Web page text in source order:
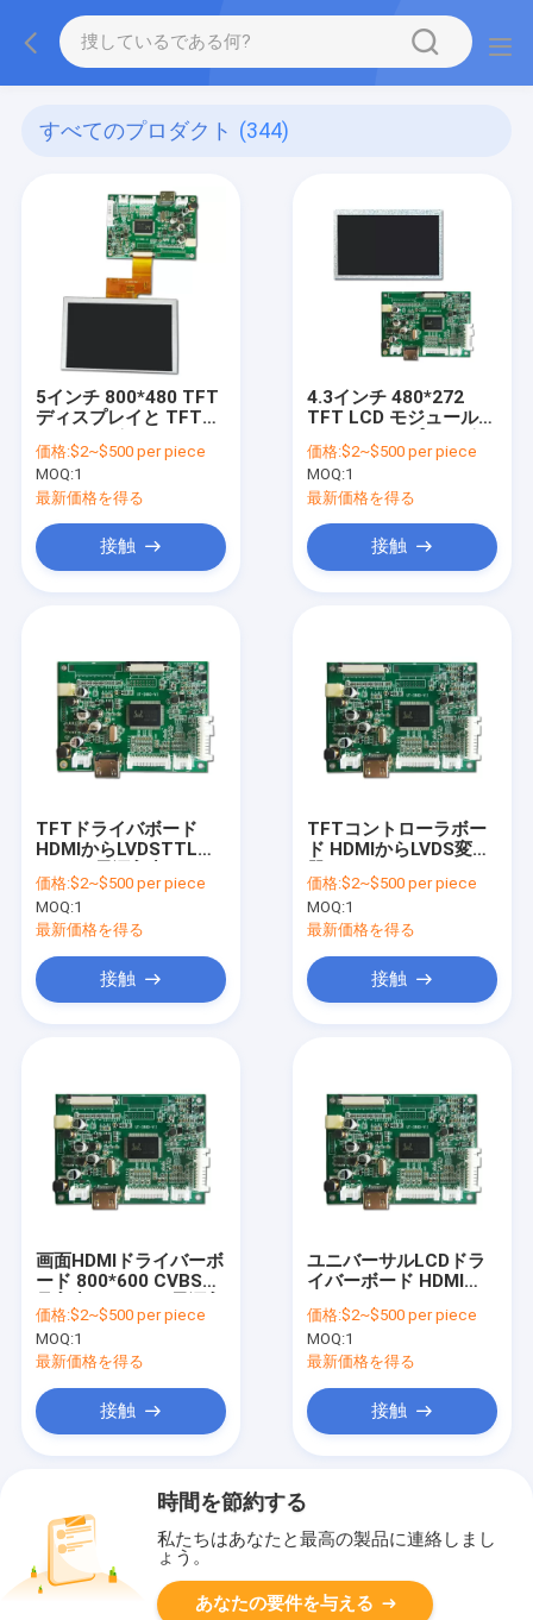
すべてのプロダクト (344)
5インチ 800*480 TFT
ディスプレイと TFTド
価格:$2~$500 per piece
MOQ:1
最新価格を得る
接触
4.3インチ 480*272
TFT LCD モジュール
ド
価格:$2~$500 per piece
MOQ:1
最新価格を得る
接触
TFTドライバボード
HDMIからLVDSTTL
価格:$2~$500 per piece
MOQ:1
最新価格を得る
接触
TFTコントローラボー
ド HDMIからLVDS変換
価格:$2~$500 per piece
MOQ:1
最新価格を得る
接触
画面HDMIドライバーボ
ード 800*600 CVBS信
力
価格:$2~$500 per piece
MOQ:1
最新価格を得る
接触
ユニバーサルLCDドラ
イバーボード HDMI
価格:$2~$500 per piece
MOQ:1
最新価格を得る
接触
時間を節約する
私たちはあなたと最高の製品に連絡しまし
ょう。
あなたの要件を与える